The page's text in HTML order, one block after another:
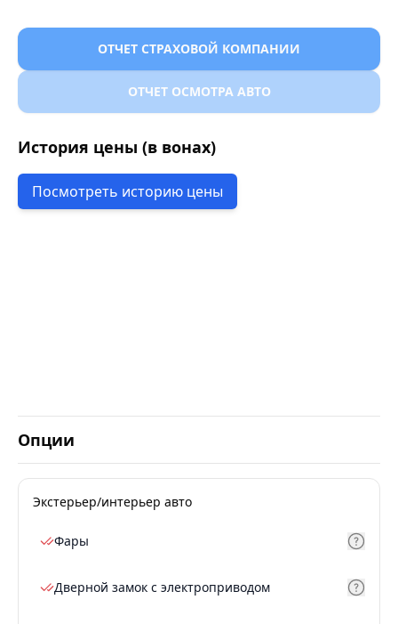
ОТЧЕТ СТРАХОВОЙ КОМПАНИИ
ОТЧЕТ ОСМОТРА АВТО
История цены (в вонах)
Посмотреть историю цены
Опции
Экстерьер/интерьер авто
Фары
Дверной замок с электроприводом